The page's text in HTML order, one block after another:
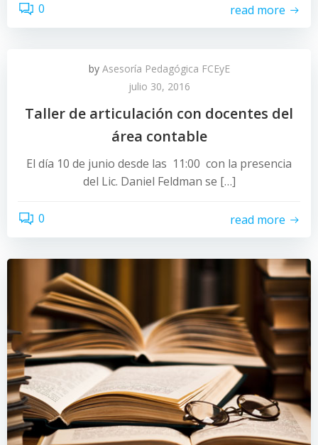
0 read more
by Asesoría Pedagógica FCEyE
julio 30, 2016
Taller de articulación con docentes del
área contable
El día 10 de junio desde las 11:00 con la presencia
del Lic. Daniel Feldman se […]
0 read more